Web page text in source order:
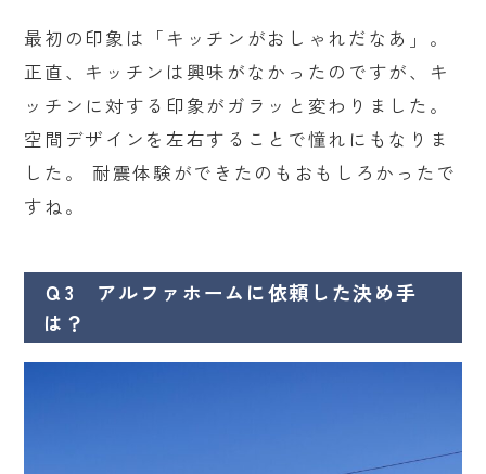
最初の印象は「キッチンがおしゃれだなあ」。
正直、キッチンは興味がなかったのですが、キ
ッチンに対する印象がガラッと変わりました。
空間デザインを左右することで憧れにもなりま
した。 耐震体験ができたのもおもしろかったで
すね。
Ｑ3 アルファホームに依頼した決め手
は？